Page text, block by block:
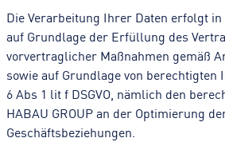
Die Verarbeitung Ihrer Daten erfolgt in
auf Grundlage der Erfüllung des
vorvertraglicher Maßnahmen gemäß
sowie auf Grundlage von berechtigten
6 Abs 1 lit f DSGVO, nämlich den
HABAU GROUP an der Optimierung
Geschäftsbeziehungen.